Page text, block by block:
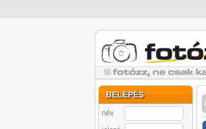
BELÉPÉS
név